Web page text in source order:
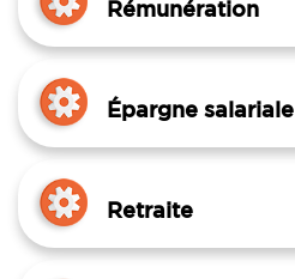
Rémunération
Épargne salariale
Retraite